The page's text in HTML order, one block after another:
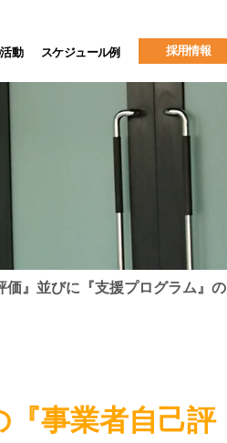
動 スケジュール例 採用情報
価』並びに『支援プログラム』の
『事業者自己評